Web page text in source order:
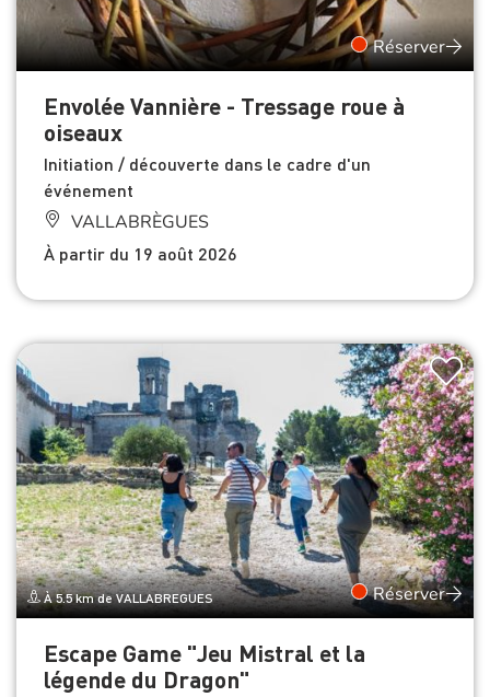
Réserver
Envolée Vannière - Tressage roue à
oiseaux
Initiation / découverte dans le cadre d'un
événement
VALLABRÈGUES
À partir du 19 août 2026
À 5.5 km de VALLABREGUES Réserver
Escape Game "Jeu Mistral et la
légende du Dragon"